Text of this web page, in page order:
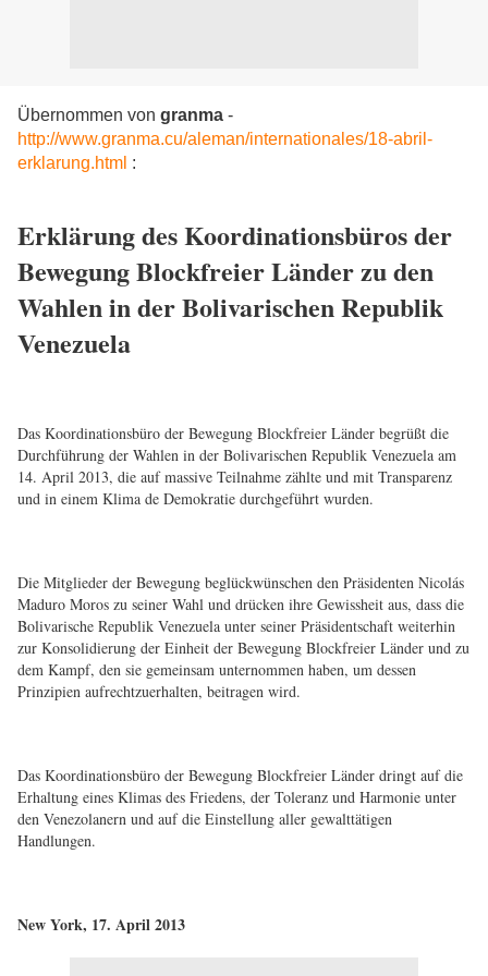
Übernommen von granma -
http://www.granma.cu/aleman/internationales/18-abril-
erklarung.html :
Erklärung des Koordinationsbüros der
Bewegung Blockfreier Länder zu den
Wahlen in der Bolivarischen Republik
Venezuela
Das Koordinationsbüro der Bewegung Blockfreier Länder begrüßt die
Durchführung der Wahlen in der Bolivarischen Republik Venezuela am
14. April 2013, die auf massive Teilnahme zählte und mit Transparenz
und in einem Klima de Demokratie durchgeführt wurden.
Die Mitglieder der Bewegung beglückwünschen den Präsidenten Nicolás
Maduro Moros zu seiner Wahl und drücken ihre Gewissheit aus, dass die
Bolivarische Republik Venezuela unter seiner Präsidentschaft weiterhin
zur Konsolidierung der Einheit der Bewegung Blockfreier Länder und zu
dem Kampf, den sie gemeinsam unternommen haben, um dessen
Prinzipien aufrechtzuerhalten, beitragen wird.
Das Koordinationsbüro der Bewegung Blockfreier Länder dringt auf die
Erhaltung eines Klimas des Friedens, der Toleranz und Harmonie unter
den Venezolanern und auf die Einstellung aller gewalttätigen
Handlungen.
New York, 17. April 2013